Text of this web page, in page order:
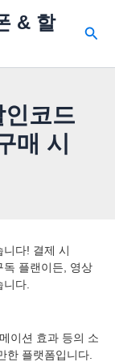
& 할
검
코드
매 시
다! 결제 시
독 플랜이든, 영상
다.
이션 효과 등의 소
한 플랫폼입니다.